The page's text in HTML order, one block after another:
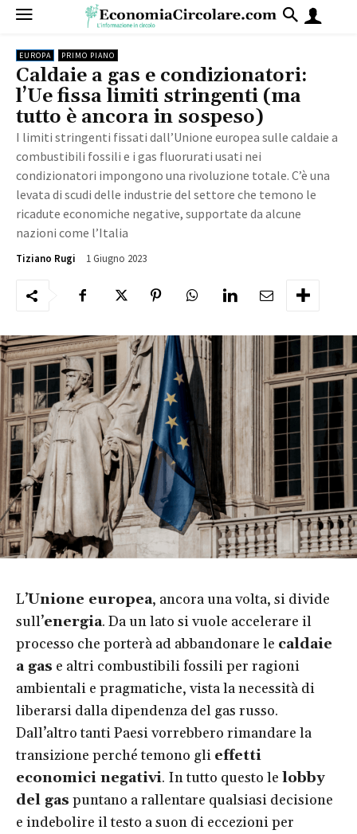
EUROPA PRIMO PIANO
Caldaie a gas e condizionatori:
l’Ue fissa limiti stringenti (ma
tutto è ancora in sospeso)
I limiti stringenti fissati dall’Unione europea sulle caldaie a
combustibili fossili e i gas fluorurati usati nei
condizionatori impongono una rivoluzione totale. C’è una
levata di scudi delle industrie del settore che temono le
ricadute economiche negative, supportate da alcune
nazioni come l’Italia
Tiziano Rugi 1 Giugno 2023
L’Unione europea, ancora una volta, si divide
sull’energia. Da un lato si vuole accelerare il
processo che porterà ad abbandonare le caldaie
a gas e altri combustibili fossili per ragioni
ambientali e pragmatiche, vista la necessità di
liberarsi dalla dipendenza del gas russo.
Dall’altro tanti Paesi vorrebbero rimandare la
transizione perché temono gli effetti
economici negativi. In tutto questo le lobby
del gas puntano a rallentare qualsiasi decisione
e indebolire il testo a suon di eccezioni per